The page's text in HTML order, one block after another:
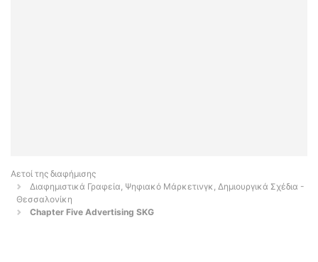
Αετοί της διαφήμισης
Διαφημιστικά Γραφεία, Ψηφιακό Μάρκετινγκ, Δημιουργικά Σχέδια -
Θεσσαλονίκη
Chapter Five Advertising SKG